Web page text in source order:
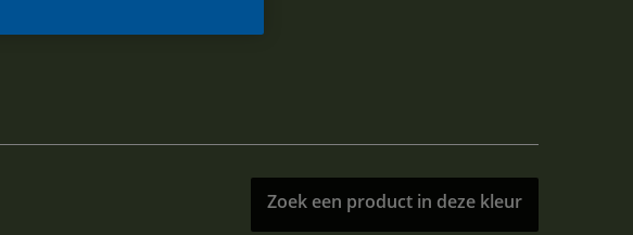
Zoek een product in deze kleur